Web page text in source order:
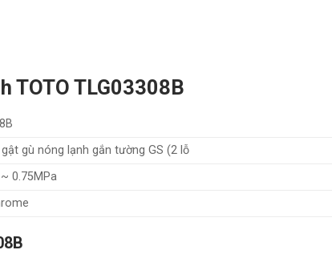
TOTO TLG03308B
gù nóng lạnh gắn tường GS (2 lỗ
0.75MPa